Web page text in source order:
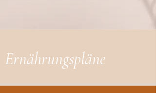
Ernährungspläne